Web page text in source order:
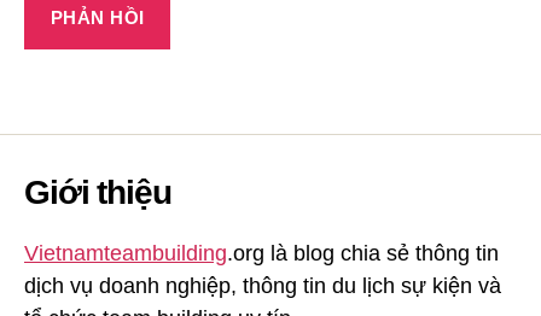
Giới thiệu
Vietnamteambuilding.org là blog chia sẻ thông tin
dịch vụ doanh nghiệp, thông tin du lịch sự kiện và